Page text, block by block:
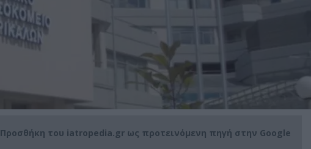
Προσθήκη του iatropedia.gr ως προτεινόμενη πηγή στην Google